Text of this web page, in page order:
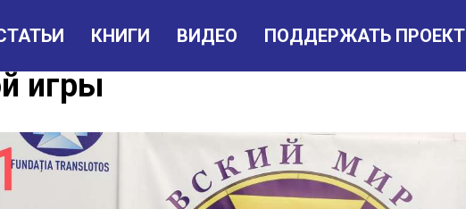
КНИГИ ВИДЕО ПОДДЕРЖАТЬ ПРОЕКТ
Конец глобальной
игры